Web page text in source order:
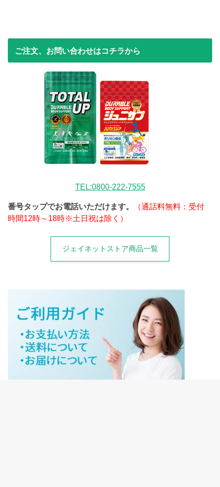
ご注文、お問い合わせはコチラから
TEL:0800-222-7555
番号タップでお電話いただけます。
（通話料無料：受付
時間12時～18時※土日祝は除く）
ジェイネットストア商品一覧